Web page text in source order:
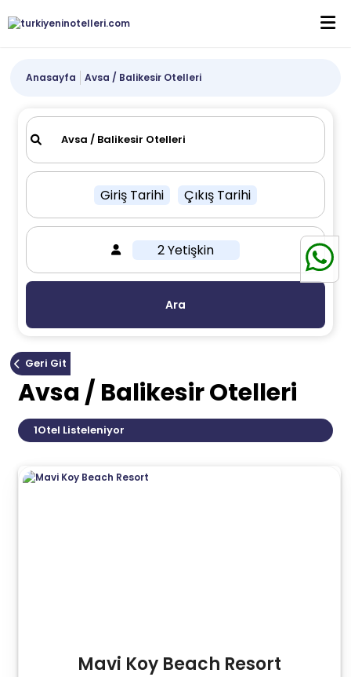
Anasayfa Avsa / Balikesir Otelleri
Giriş Tarihi Çıkış Tarihi
2 Yetişkin
Ara
Geri Git
Avsa / Balikesir Otelleri
1Otel Listeleniyor
Mavi Koy Beach Resort